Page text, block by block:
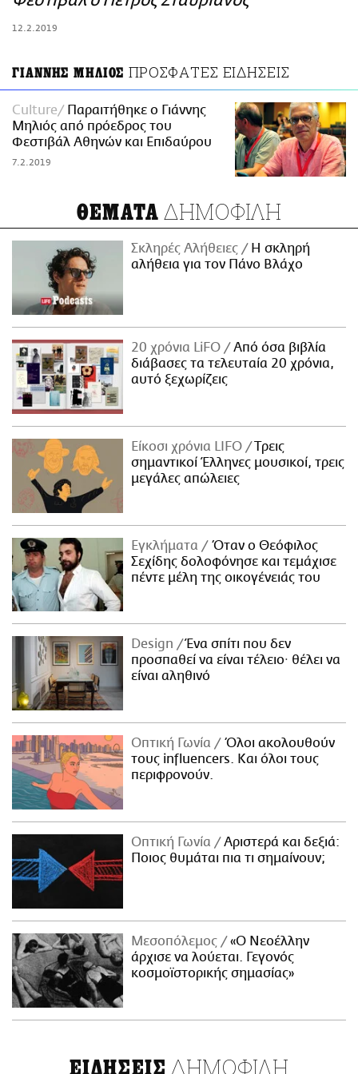
12.2.2019
ΓΙΑΝΝΗΣ ΜΗΛΙΟΣ ΠΡΟΣΦΑΤΕΣ ΕΙΔΗΣΕΙΣ
Culture
Παραιτήθηκε ο Γιάννης
Μηλιός από πρόεδρος του
Φεστιβάλ Αθηνών και Επιδαύρου
7.2.2019
ΘΕΜΑΤΑ ΔΗΜΟΦΙΛΗ
Σκληρές Αλήθειες
H σκληρή
αλήθεια για τον Πάνο Βλάχο
20 χρόνια LiFO
Από όσα βιβλία
διάβασες τα τελευταία 20 χρόνια,
αυτό ξεχωρίζεις
Είκοσι χρόνια LIFO
Tρεις
σημαντικοί Έλληνες μουσικοί, τρεις
μεγάλες απώλειες
Εγκλήματα
Όταν ο Θεόφιλος
Σεχίδης δολοφόνησε και τεμάχισε
πέντε μέλη της οικογένειάς του
Design
Ένα σπίτι που δεν
προσπαθεί να είναι τέλειο· θέλει να
είναι αληθινό
Οπτική Γωνία
Όλοι ακολουθούν
τους influencers. Και όλοι τους
περιφρονούν.
Οπτική Γωνία
Αριστερά και δεξιά:
Ποιος θυμάται πια τι σημαίνουν;
Μεσοπόλεμος
«Ο Νεοέλλην
άρχισε να λούεται. Γεγονός
κοσμοϊστορικής σημασίας»
ΕΙΔΗΣΕΙΣ ΔΗΜΟΦΙΛΗ